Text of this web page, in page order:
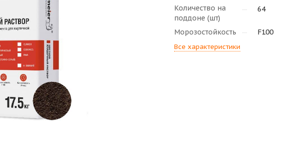
Количество на
поддоне (шт)
64
Морозостойкость F100
Все характеристики